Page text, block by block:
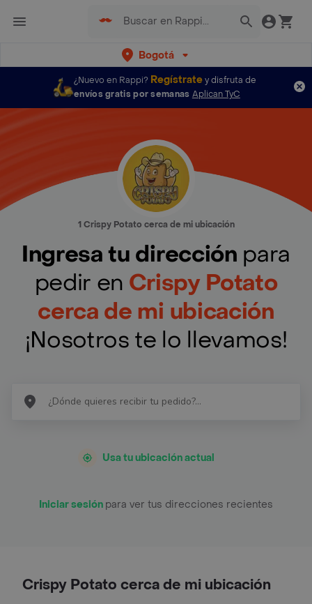
Bogotá
¿Nuevo en Rappi? Regístratey disfruta de
envíos gratis por semanas Aplican TyC
1 Crispy Potato cerca de mi ubicación
Ingresa tu dirección para
pedir en Crispy Potato
cerca de mi ubicación
¡Nosotros te lo llevamos!
Usa tu ubicación actual
Iniciar sesión para ver tus direcciones recientes
Crispy Potato cerca de mi ubicación